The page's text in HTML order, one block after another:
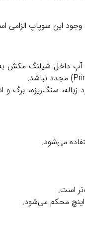
وجود این سوپاپ الزامی
داخل شیلنگ مکش به
سنگ‌ریزه، برگ
است.